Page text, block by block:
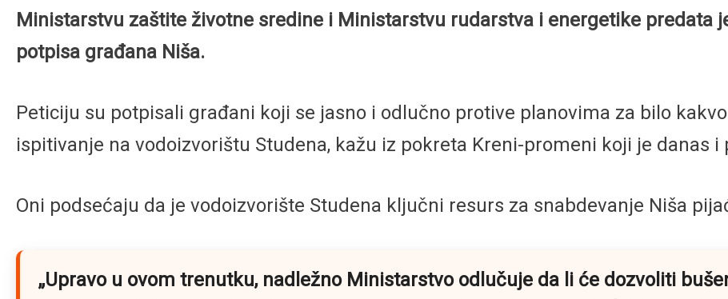
Ministarstvu zaštite životne sredine i Ministarstvu rudarstva i energetike predata
potpisa građana Niša.
Peticiju su potpisali građani koji se jasno i odlučno protive planovima za bilo
ispitivanje na vodoizvorištu Studena, kažu iz pokreta Kreni-promeni koji je danas i
Oni podsećaju da je vodoizvorište Studena ključni resurs za snabdevanje Niša
„Upravo u ovom trenutku, nadležno Ministarstvo odlučuje da li će dozvoliti